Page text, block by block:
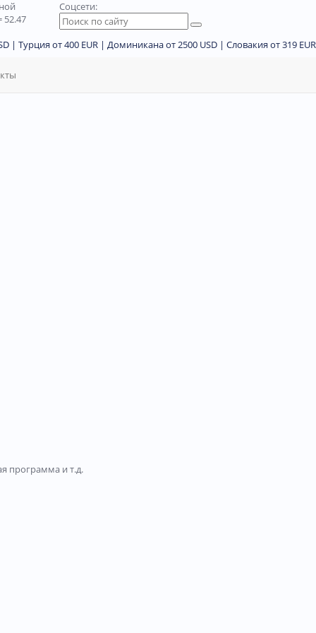
52.47
Соцсети:
| Турция от 400 EUR | Доминикана от 2500 USD | Словакия от 319 EUR
программа и т.д.